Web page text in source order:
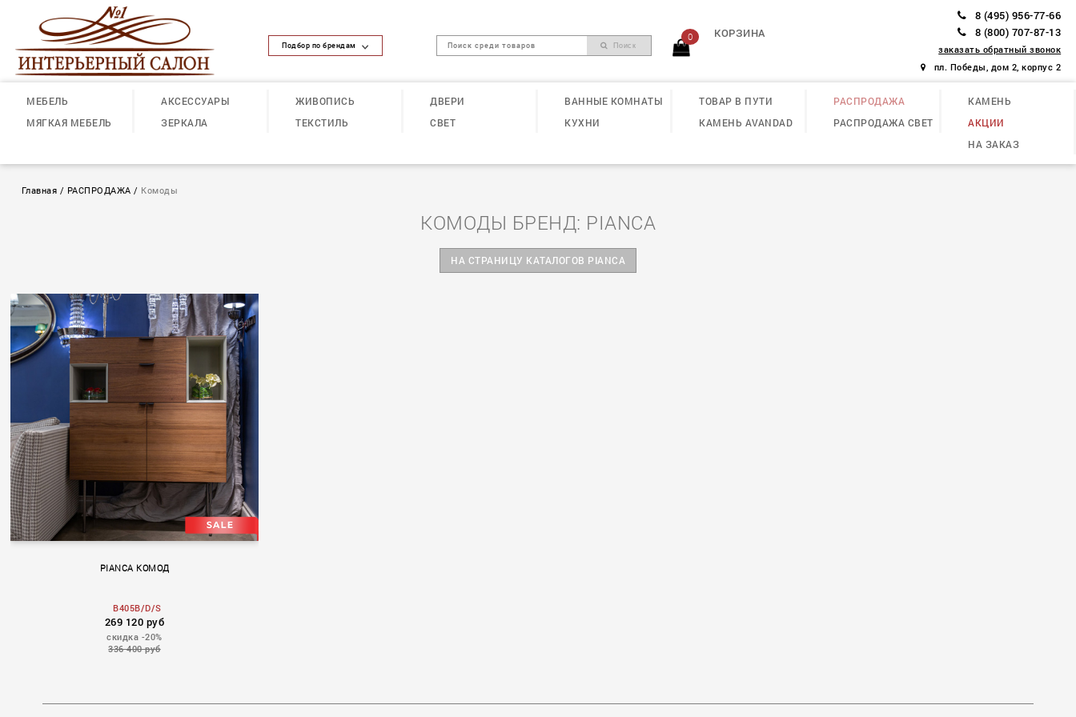
Подбор по брендам Поиск
0 КОРЗИНА
8 (495) 956-77-66
8 (800) 707-87-13
заказать обратный звонок
пл. Победы, дом 2, корпус 2
МЕБЕЛЬ
МЯГКАЯ МЕБЕЛЬ
АКСЕССУАРЫ
ЗЕРКАЛА
ЖИВОПИСЬ
ТЕКСТИЛЬ
ДВЕРИ
СВЕТ
ВАННЫЕ КОМНАТЫ
КУХНИ
ТОВАР В ПУТИ
КАМЕНЬ AVANDAD
РАСПРОДАЖА
РАСПРОДАЖА СВЕТ
КАМЕНЬ
АКЦИИ
НА ЗАКАЗ
Главная / РАСПРОДАЖА / Комоды
КОМОДЫ БРЕНД: PIANCA
НА СТРАНИЦУ КАТАЛОГОВ PIANCA
PIANCA КОМОД
B405B/D/S
269 120 руб
скидка -20%
336 400 руб